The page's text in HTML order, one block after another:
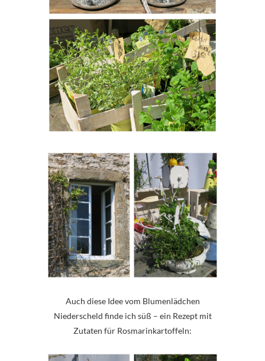
Auch diese Idee vom Blumenlädchen
Niederscheld finde ich süß – ein Rezept mit
Zutaten für Rosmarinkartoffeln: